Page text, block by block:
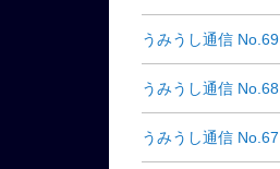
うみうし通信 No.69
うみうし通信 No.68
うみうし通信 No.67